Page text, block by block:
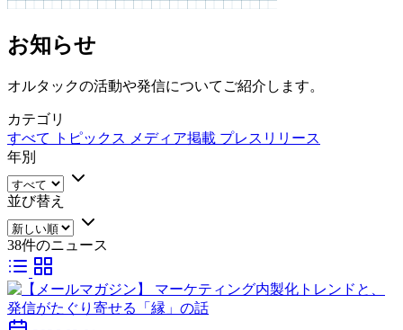
お知らせ
オルタックの活動や発信についてご紹介します。
カテゴリ
すべて
トピックス メディア掲載 プレスリリース
年別
並び替え
38件のニュース